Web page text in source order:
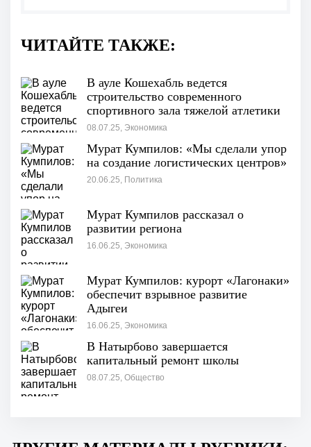
ЧИТАЙТЕ ТАКЖЕ:
В ауле Кошехабль ведется
строительство современного
спортивного зала тяжелой атлетики
08.07.25, Экономика
Мурат Кумпилов: «Мы сделали упор
на создание логистических центров»
20.06.25, Политика
Мурат Кумпилов рассказал о
развитии региона
16.06.25, Экономика
Мурат Кумпилов: курорт «Лагонаки»
обеспечит взрывное развитие
Адыгеи
16.06.25, Экономика
В Натырбово завершается
капитальный ремонт школы
08.07.25, Общество